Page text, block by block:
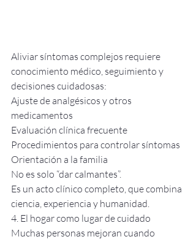
Aliviar síntomas complejos requiere
conocimiento médico, seguimiento y
decisiones cuidadosas:
Ajuste de analgésicos y otros
medicamentos
Evaluación clínica frecuente
Procedimientos para controlar síntomas
Orientación a la familia
No es solo “dar calmantes”.
Es un acto clínico completo, que combina
ciencia, experiencia y humanidad.
4. El hogar como lugar de cuidado
Muchas personas mejoran cuando